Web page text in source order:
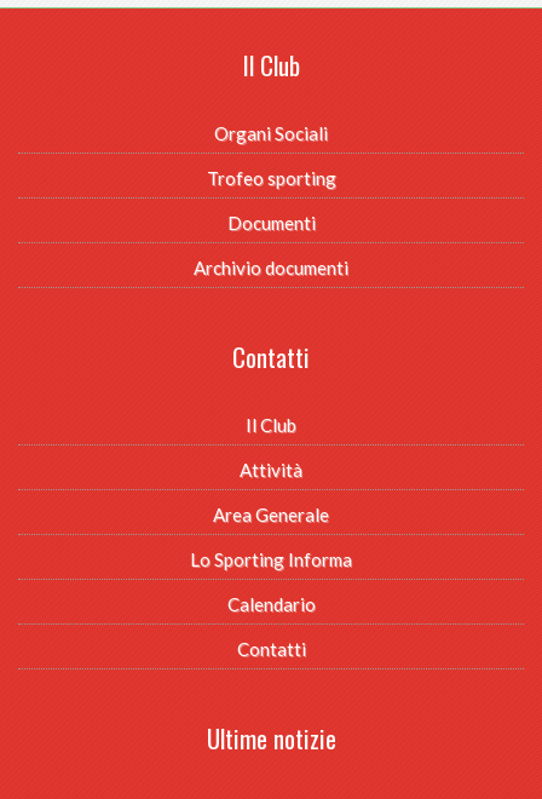
Il Club
Organi Sociali
Trofeo sporting
Documenti
Archivio documenti
Contatti
Il Club
Attività
Area Generale
Lo Sporting Informa
Calendario
Contatti
Ultime notizie